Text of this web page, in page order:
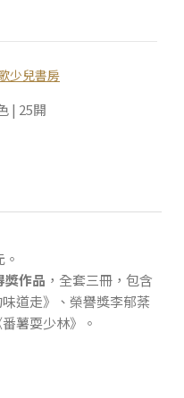
少兒書房
| 25開
獎作品 ，全套三冊，包含
道走》、榮譽獎李郁棻
薯耍少林》。